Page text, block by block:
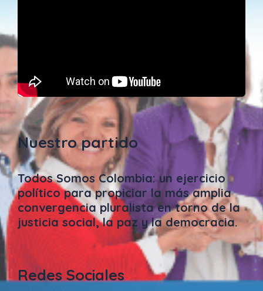
Nuestro partido
Todos Somos Colombia: un ejercicio
político para propiciar la más amplia
convergencia pluralista en torno de la
justicia social, la paz y la democracia.
Redes Sociales